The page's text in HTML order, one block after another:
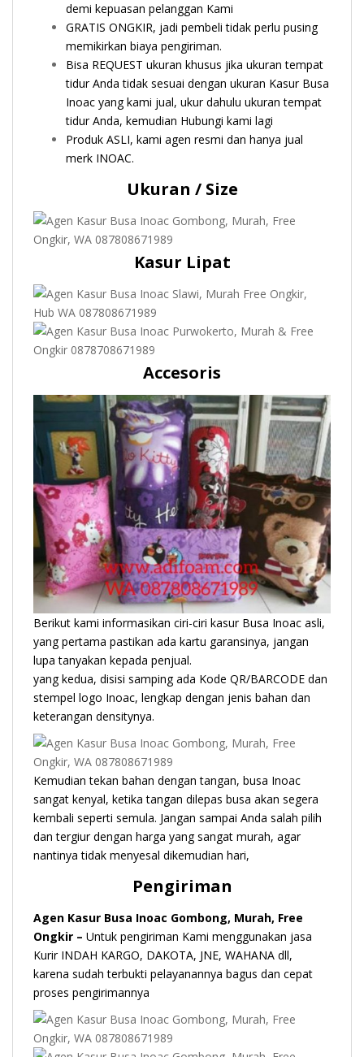
demi kepuasan pelanggan Kami
GRATIS ONGKIR, jadi pembeli tidak perlu pusing
memikirkan biaya pengiriman.
Bisa REQUEST ukuran khusus jika ukuran tempat
tidur Anda tidak sesuai dengan ukuran Kasur Busa
Inoac yang kami jual, ukur dahulu ukuran tempat
tidur Anda, kemudian Hubungi kami lagi
Produk ASLI, kami agen resmi dan hanya jual
merk INOAC.
Ukuran / Size
Kasur Lipat
Accesoris
Berikut kami informasikan ciri-ciri kasur Busa Inoac asli,
yang pertama pastikan ada kartu garansinya, jangan
lupa tanyakan kepada penjual.
yang kedua, disisi samping ada Kode QR/BARCODE dan
stempel logo Inoac, lengkap dengan jenis bahan dan
keterangan densitynya.
Kemudian tekan bahan dengan tangan, busa Inoac
sangat kenyal, ketika tangan dilepas busa akan segera
kembali seperti semula. Jangan sampai Anda salah pilih
dan tergiur dengan harga yang sangat murah, agar
nantinya tidak menyesal dikemudian hari,
Pengiriman
Agen Kasur Busa Inoac Gombong, Murah, Free
Ongkir – Untuk pengiriman Kami menggunakan jasa
Kurir INDAH KARGO, DAKOTA, JNE, WAHANA dll,
karena sudah terbukti pelayanannya bagus dan cepat
proses pengirimannya